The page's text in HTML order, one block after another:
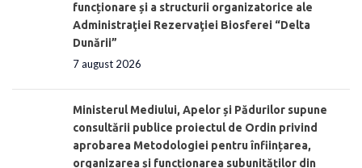
funcționare și a structurii organizatorice ale
Administraţiei Rezervaţiei Biosferei “Delta
Dunării”
7 august 2026
Ministerul Mediului, Apelor și Pădurilor supune
consultării publice proiectul de Ordin privind
aprobarea Metodologiei pentru înființarea,
organizarea și funcționarea subunităților din